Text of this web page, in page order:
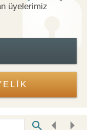
üyelerimiz